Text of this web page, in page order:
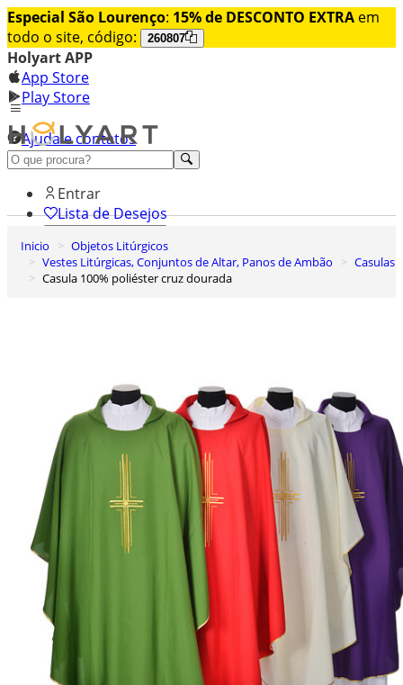
Especial São Lourenço: 15% de DESCONTO EXTRA em
todo o site, código:
260807
Holyart APP
App Store
Play Store
Ajuda e contatos
Conheça premium
Entrar
Lista de Desejos
0
Carrinho de Compras
Inicio
Objetos Litúrgicos
Vestes Litúrgicas, Conjuntos de Altar, Panos de Ambão
Casulas
Casula 100% poliéster cruz dourada